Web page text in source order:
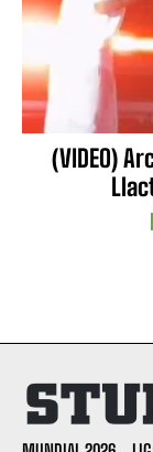
(VIDEO)